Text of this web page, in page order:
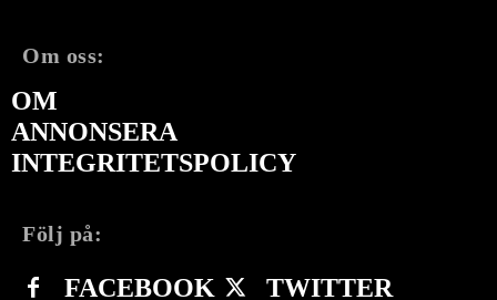
Om oss:
OM
ANNONSERA
INTEGRITETSPOLICY
Följ på:
FACEBOOK TWITTER